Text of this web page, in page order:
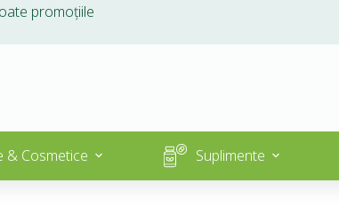
promoțiile
& Cosmetice Suplimente